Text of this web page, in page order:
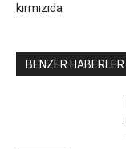
kırmızıda
BENZER HABERLER